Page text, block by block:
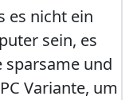
es nicht ein
sein, es
und
Variante, um